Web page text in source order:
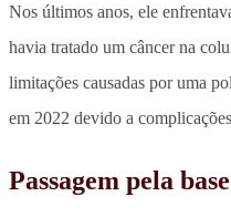
Nos últimos anos, ele
havia tratado um câncer na
limitações causadas por uma
em 2022 devido a
Passagem pela